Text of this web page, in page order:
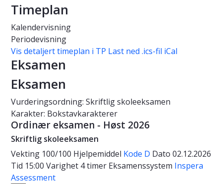
Timeplan
Kalendervisning
Periodevisning
Vis detaljert timeplan i TP Last ned .ics-fil iCal
Eksamen
Eksamen
Vurderingsordning: Skriftlig skoleeksamen
Karakter: Bokstavkarakterer
Ordinær eksamen - Høst 2026
Skriftlig skoleeksamen
Vekting 100/100 Hjelpemiddel Kode D Dato 02.12.2026
Tid 15:00 Varighet 4 timer Eksamenssystem Inspera
Assessment